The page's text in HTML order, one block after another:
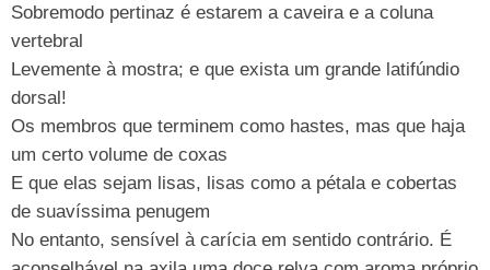
Sobremodo pertinaz é estarem a caveira e a coluna
vertebral
Levemente à mostra; e que exista um grande latifúndio
dorsal!
Os membros que terminem como hastes, mas que haja
um certo volume de coxas
E que elas sejam lisas, lisas como a pétala e cobertas
de suavíssima penugem
No entanto, sensível à carícia em sentido contrário. É